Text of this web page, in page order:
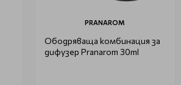
PRANAROM
Ободряваща комбинация за
дифузер Pranarom 30ml